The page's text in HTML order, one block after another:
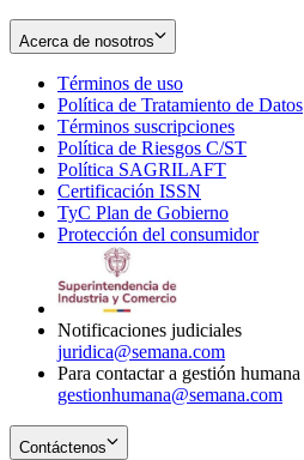
Acerca de nosotros
Términos de uso
in
new
window
Política de Tratamiento de Datos
Términos suscripciones
in
Política de Riesgos C/ST
Política SAGRILAFT
new
window
Certificación ISSN
in
new
TyC Plan de Gobierno
in
Protección del consumidorOpens
Notificaciones judiciales
juridica@semana.com
Para contactar a gestión humana
gestionhumana@semana.com
Contáctenos